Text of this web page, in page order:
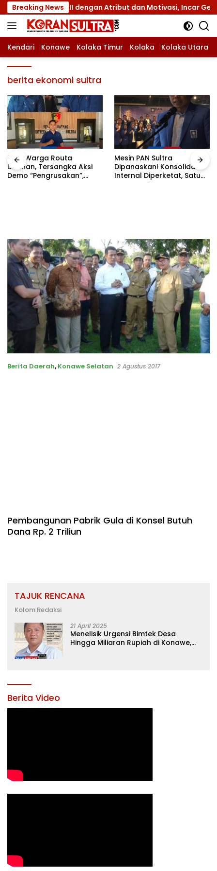
Langsung
ke
konten
Breaking News
Jamnas XII dengan Atribut dan Motivasi, Incar Gelar
Kendari Konawe Kolaka Timur Kolaka Kolaka Utara
berita ekonomi sultra
Tiga Warga Routa
Ditahan, Tersangka Aksi
Demo “Pengrusakan”,
Mesin PAN Sultra
Dipanaskan! Konsolidasi
Internal Diperketat, Satu
Berita Daerah, Konawe Selatan 2 Agustus 2017
Pembangunan Pabrik Gula di Konsel Butuh
Dana Rp. 2 Triliun
TAJUK RENCANA
Kolom Redaksi
21 April 2025
Menelisik Urgensi Bimtek Desa
Hingga Miliaran Rupiah di Konawe,
Berita Video